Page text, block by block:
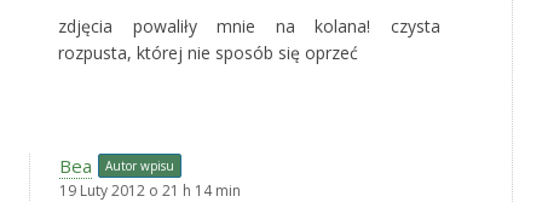
zdjęcia powaliły mnie na kolana! czysta
rozpusta, której nie sposób się oprzeć
Bea Autor wpisu
19 Luty 2012 o 21 h 14 min